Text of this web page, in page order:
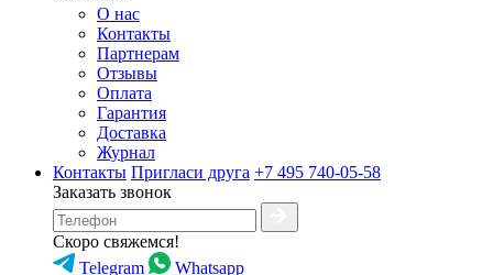
О нас
Контакты
Партнерам
Отзывы
Оплата
Гарантия
Доставка
Журнал
Контакты Пригласи друга +7 495 740-05-58
Заказать звонок
Скоро свяжемся!
Telegram
Whatsapp